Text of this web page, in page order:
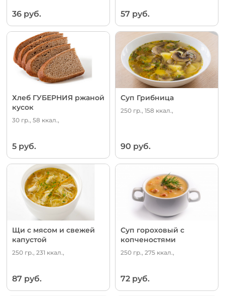
36 руб. 57 руб.
Хлеб ГУБЕРНИЯ ржаной
кусок
30 гр., 58 ккал.,
5 руб.
Суп Грибница
250 гр., 158 ккал.,
90 руб.
Щи с мясом и свежей
капустой
250 гр., 231 ккал.,
87 руб.
Суп гороховый с
копченостями
250 гр., 275 ккал.,
72 руб.